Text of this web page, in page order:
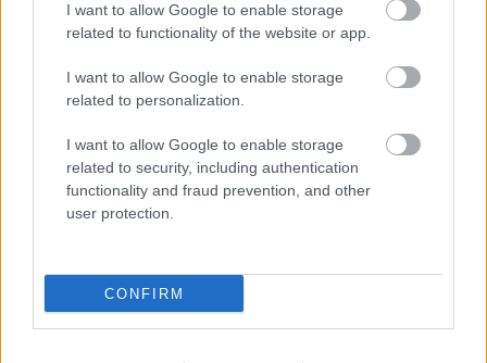
I want to allow Google to enable storage
related to functionality of the website or app.
I want to allow Google to enable storage
related to personalization.
I want to allow Google to enable storage
related to security, including authentication
functionality and fraud prevention, and other
user protection.
CONFIRM
Gallows, BoySetsFire és Bane
Lángoló Gitárok •2013. január 31.